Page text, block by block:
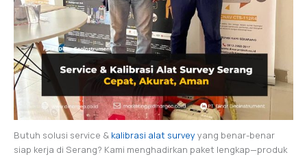
Butuh solusi service & kalibrasi alat surveyyang benar-benar
siap kerja di Serang? Kami menghadirkan paket lengkap—produk